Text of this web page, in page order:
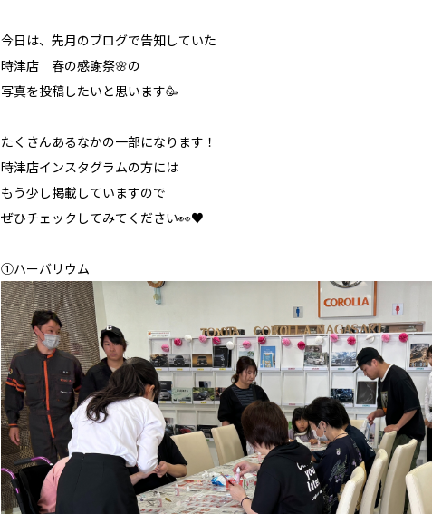
今日は、先月のブログで告知していた
時津店 春の感謝祭🌸の
写真を投稿したいと思います🥳
たくさんあるなかの一部になります！
時津店インスタグラムの方には
もう少し掲載していますので
ぜひチェックしてみてください👀♥
①ハーバリウム